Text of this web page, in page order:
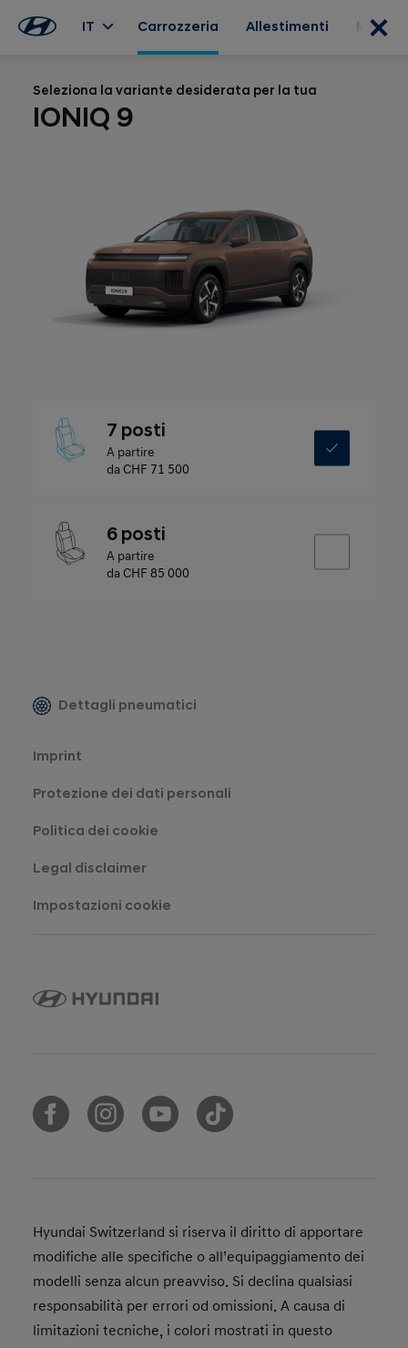
IT Carrozzeria Allestimenti
Seleziona la variante desiderata per la tua
IONIQ 9
7 posti
A partire
daCHF 71 500
6 posti
A partire
daCHF 85 000
Dettagli pneumatici
Imprint
Protezione dei dati personali
Politica dei cookie
Legal disclaimer
Impostazioni cookie
Hyundai Switzerland si riserva il diritto di apportare
modifiche alle specifiche o all’equipaggiamento dei
modelli senza alcun preavviso. Si declina qualsiasi
responsabilità per errori od omissioni. A causa di
limitazioni tecniche, i colori mostrati in questo